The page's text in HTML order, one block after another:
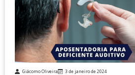
Giácomo Oliveira
3 de janeiro de 2024